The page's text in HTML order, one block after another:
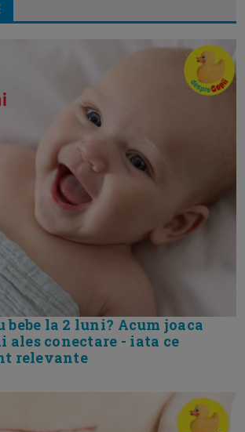
bebe la 2 luni? Acum joaca
ales conectare - iata ce
relevante